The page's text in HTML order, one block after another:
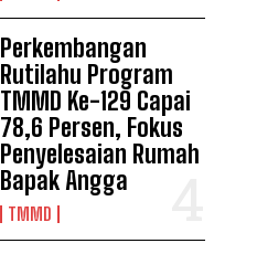
Perkembangan
Rutilahu Program
TMMD Ke-129 Capai
78,6 Persen, Fokus
Penyelesaian Rumah
Bapak Angga
TMMD